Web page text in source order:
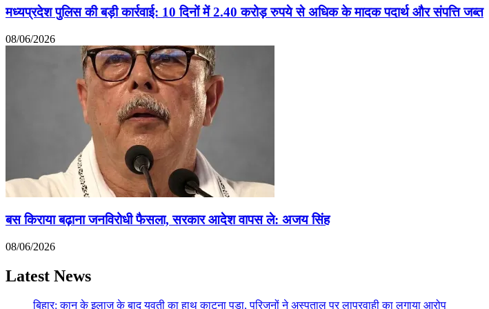
मध्यप्रदेश पुलिस की बड़ी कार्रवाई: 10 दिनों में 2.40 करोड़ रुपये से अधिक के मादक पदार्थ और संपत्ति जब्त
08/06/2026
बस किराया बढ़ाना जनविरोधी फैसला, सरकार आदेश वापस ले: अजय सिंह
08/06/2026
Latest News
बिहार: कान के इलाज के बाद युवती का हाथ काटना पड़ा, परिजनों ने अस्पताल पर लापरवाही का लगाया आरोप